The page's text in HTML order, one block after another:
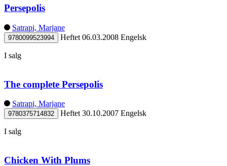
Persepolis
Satrapi, Marjane
9780099523994 Heftet 06.03.2008 Engelsk
I salg
The complete Persepolis
Satrapi, Marjane
9780375714832 Heftet 30.10.2007 Engelsk
I salg
Chicken With Plums